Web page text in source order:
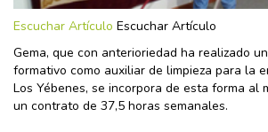
Escuchar Artículo Escuchar Artículo
Gema, que con anterioriedad ha realizado
formativo como auxiliar de limpieza para la
Los Yébenes, se incorpora de esta forma al
un contrato de 37,5 horas semanales.